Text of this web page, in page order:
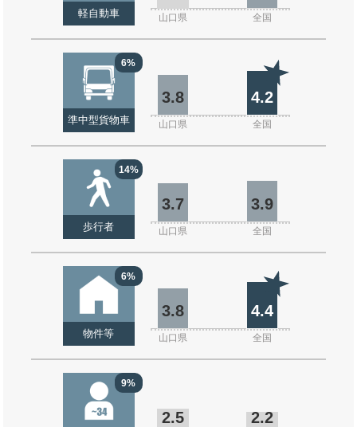
軽自動車 山口県 全国
6%
準中型貨物車
3.8 4.2
山口県 全国
14%
歩行者
3.7 3.9
山口県 全国
6%
物件等
3.8 4.4
山口県 全国
9%
2.5 2.2